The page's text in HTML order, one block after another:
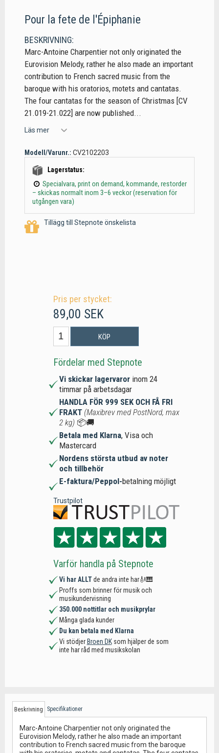
Pour la fete de l'Épiphanie
BESKRIVNING:
Marc-Antoine Charpentier not only originated the
Eurovision Melody, rather he also made an important
contribution to French sacred music from the
baroque with his oratorios, motets and cantatas.
The four cantatas for the season of Christmas [CV
21.019-21.022] are now published...
Läs mer
Modell/Varunr.: CV2102203
Lagerstatus:
Specialvara, print on demand, kommande, restorder
– skickas normalt inom 3–6 veckor (reservation för
utgången vara)
Tillägg till Stepnote önskelista
Pris per stycket:
89,00 SEK
KÖP
Fördelar med Stepnote
Vi skickar lagervaror inom 24
timmar på arbetsdagar
HANDLA FÖR 999 SEK OCH FÅ FRI
FRAKT (Maxibrev med PostNord, max
2 kg) 📦🚚
Betala med Klarna, Visa och
Mastercard
Nordens största utbud av noter
och tillbehör
E-faktura/Peppol-betalning möjligt
Trustpilot
Varför handla på Stepnote
Vi har ALLTde andra inte har🎻🎹
Proffs som brinner för musik och
musikundervisning
350.000 nottitlar och musikprylar
Många glada kunder
Du kan betala med Klarna
Vi stödjer Broen DKsom hjälper de som
inte har råd med musikskolan
Beskrivning Specifikationer
Marc-Antoine Charpentier not only originated the
Eurovision Melody, rather he also made an important
contribution to French sacred music from the baroque